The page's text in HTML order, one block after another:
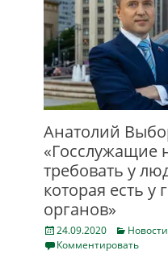
Анатолий
«Госслужащие
требовать у
которая есть у
органов»
Posted
on
24.09.2020 Categories
Новости
Комментировать